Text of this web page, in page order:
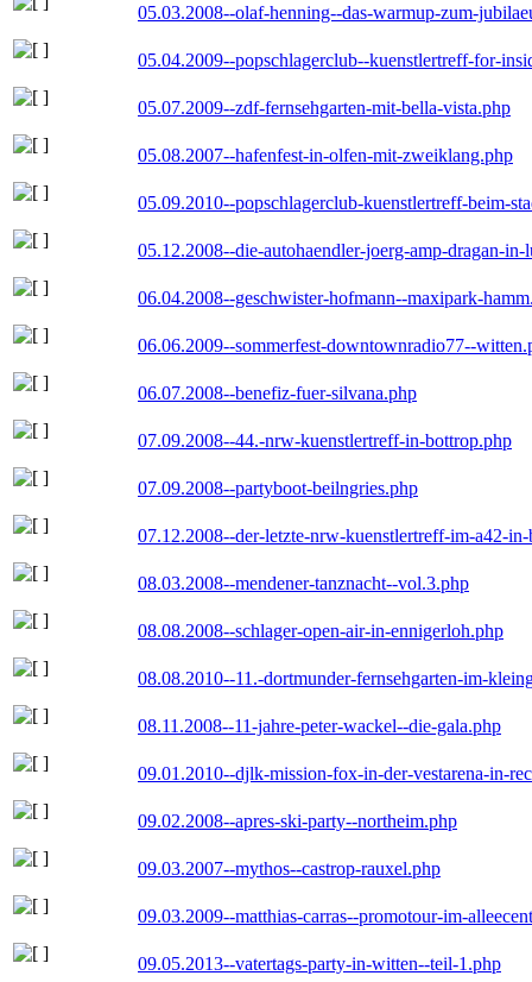
05.03.2008--olaf-henning--das-warmup-zum-
05.04.2009--popschlagerclub--kuenstlertreff-for-
05.07.2009--zdf-fernsehgarten-mit-bella-vista.php
05.08.2007--hafenfest-in-olfen-mit-zweiklang.php
05.09.2010--popschlagerclub-kuenstlertreff-beim-
05.12.2008--die-autohaendler-joerg-amp-dragan-in-
06.04.2008--geschwister-hofmann--maxipark-
06.06.2009--sommerfest-downtownradio77--
06.07.2008--benefiz-fuer-silvana.php
07.09.2008--44.-nrw-kuenstlertreff-in-bottrop.php
07.09.2008--partyboot-beilngries.php
07.12.2008--der-letzte-nrw-kuenstlertreff-im-a42-
08.03.2008--mendener-tanznacht--vol.3.php
08.08.2008--schlager-open-air-in-ennigerloh.php
08.08.2010--11.-dortmunder-fernsehgarten-im-
08.11.2008--11-jahre-peter-wackel--die-gala.php
09.01.2010--djlk-mission-fox-in-der-vestarena-in-
09.02.2008--apres-ski-party--northeim.php
09.03.2007--mythos--castrop-rauxel.php
09.03.2009--matthias-carras--promotour-im-
09.05.2013--vatertags-party-in-witten--teil-1.php